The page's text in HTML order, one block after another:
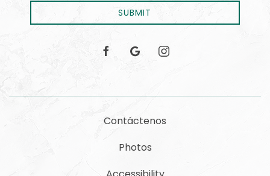
SUBMIT
facebookgoogle instagram
Contáctenos
Photos